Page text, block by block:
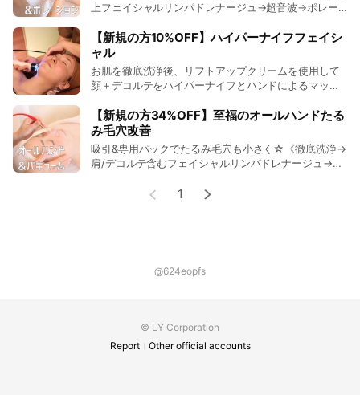
上フェイシャルリンパドレナージュ→超音波→ポレー
というコースの体験価格です
【新規の方10%OFF】ハイパーナイフフェイシ
ャル
お肌を徹底洗浄後、リフトアップクリームを使用して
顔＋デコルテをハイパーナイフとハンドによるマッサ
【新規の方34%OFF】至福のオールハンドたる
み毛穴改善
吸引&専用パックでたるみ毛穴も小さく☆《徹底洗浄→
肩/デコルテ含むフェイシャルリンパドレナージュ→吸
いうコースの体験価格です
1
@624eopfs
© LY Corporation
Report
Other official accounts